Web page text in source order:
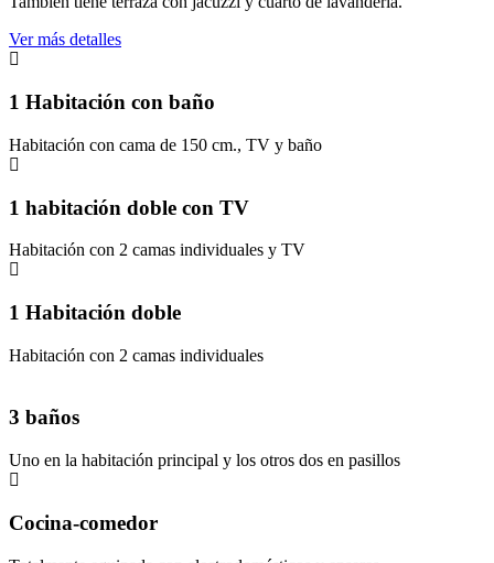
Ver más detalles
1 Habitación con baño
Habitación con cama de 150 cm., TV y baño
1 habitación doble con TV
Habitación con 2 camas individuales y TV
1 Habitación doble
Habitación con 2 camas individuales
3 baños
Uno en la habitación principal y los otros dos en pasillos
Cocina-comedor